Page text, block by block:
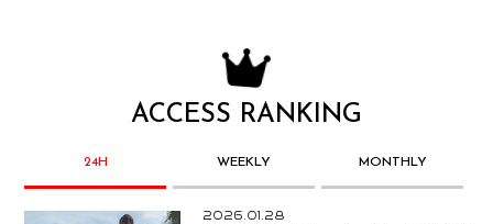
ACCESS RANKING
24H WEEKLY MONTHLY
2026.01.28